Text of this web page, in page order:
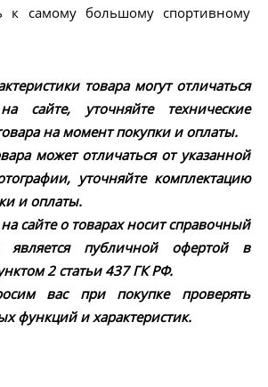
к самому большому спортивному
товара могут отличаться
сайте, уточняйте технические
на момент покупки и оплаты.
может отличаться от указанной
уточняйте комплектацию
и оплаты.
сайте о товарах носит справочный
публичной офертой в
2 статьи 437 ГК РФ.
вас при покупке проверять
функций и характеристик.